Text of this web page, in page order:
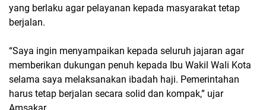
yang berlaku agar pelayanan kepada masyarakat tetap
berjalan.
“Saya ingin menyampaikan kepada seluruh jajaran agar
memberikan dukungan penuh kepada Ibu Wakil Wali Kota
selama saya melaksanakan ibadah haji. Pemerintahan
harus tetap berjalan secara solid dan kompak,” ujar